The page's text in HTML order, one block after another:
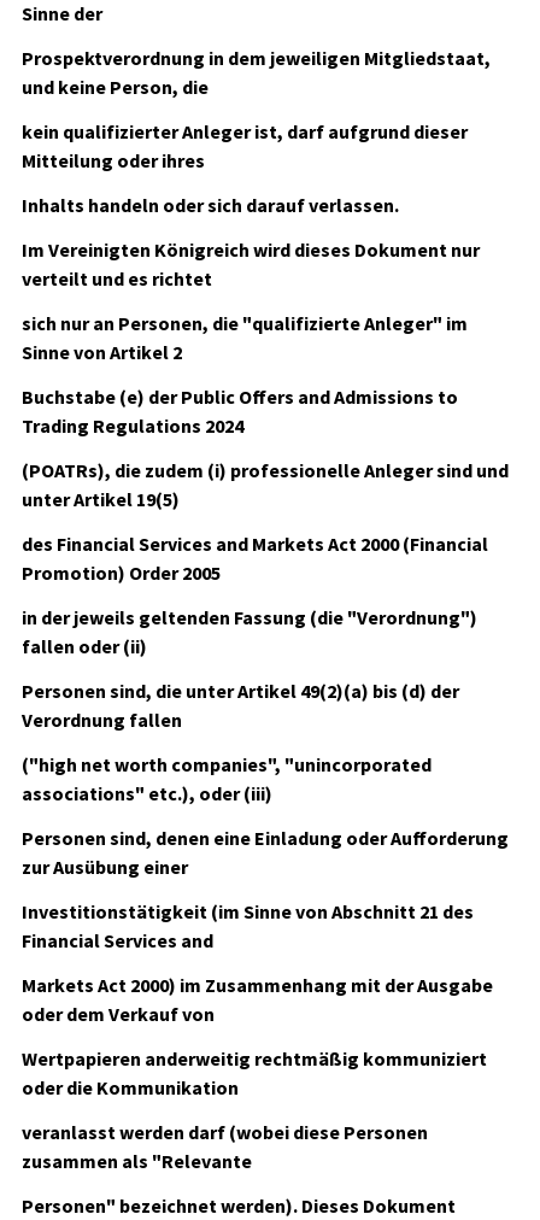
Sinne der
Prospektverordnung in dem jeweiligen Mitgliedstaat,
und keine Person, die
kein qualifizierter Anleger ist, darf aufgrund dieser
Mitteilung oder ihres
Inhalts handeln oder sich darauf verlassen.
Im Vereinigten Königreich wird dieses Dokument nur
verteilt und es richtet
sich nur an Personen, die "qualifizierte Anleger" im
Sinne von Artikel 2
Buchstabe (e) der Public Offers and Admissions to
Trading Regulations 2024
(POATRs), die zudem (i) professionelle Anleger sind und
unter Artikel 19(5)
des Financial Services and Markets Act 2000 (Financial
Promotion) Order 2005
in der jeweils geltenden Fassung (die "Verordnung")
fallen oder (ii)
Personen sind, die unter Artikel 49(2)(a) bis (d) der
Verordnung fallen
("high net worth companies", "unincorporated
associations" etc.), oder (iii)
Personen sind, denen eine Einladung oder Aufforderung
zur Ausübung einer
Investitionstätigkeit (im Sinne von Abschnitt 21 des
Financial Services and
Markets Act 2000) im Zusammenhang mit der Ausgabe
oder dem Verkauf von
Wertpapieren anderweitig rechtmäßig kommuniziert
oder die Kommunikation
veranlasst werden darf (wobei diese Personen
zusammen als "Relevante
Personen" bezeichnet werden). Dieses Dokument